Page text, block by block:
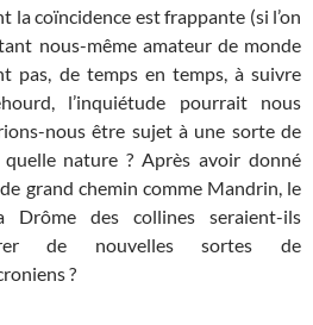
la coïncidence est frappante (si l’on
nous-même amateur de monde
pas, de temps en temps, à suivre
l’inquiétude pourrait nous
nous être sujet à une sorte de
nature ? Après avoir donné
grand chemin comme Mandrin, le
Drôme des collines seraient-ils
de nouvelles sortes de
?